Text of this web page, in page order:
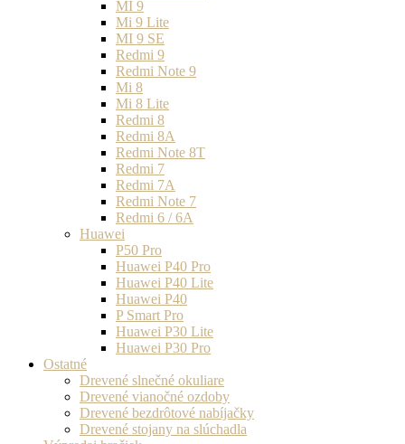
MI 9
Mi 9 Lite
MI 9 SE
Redmi 9
Redmi Note 9
Mi 8
Mi 8 Lite
Redmi 8
Redmi 8A
Redmi Note 8T
Redmi 7
Redmi 7A
Redmi Note 7
Redmi 6 / 6A
Huawei
P50 Pro
Huawei P40 Pro
Huawei P40 Lite
Huawei P40
P Smart Pro
Huawei P30 Lite
Huawei P30 Pro
Ostatné
Drevené slnečné okuliare
Drevené vianočné ozdoby
Drevené bezdrôtové nabíjačky
Drevené stojany na slúchadla